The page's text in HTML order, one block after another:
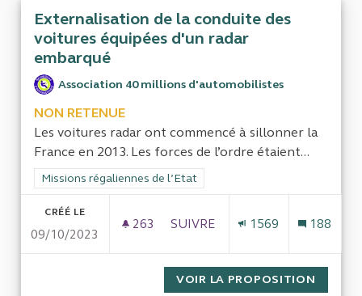
Externalisation de la conduite des
voitures équipées d'un radar
embarqué
Association 40 millions d'automobilistes
NON RETENUE
Les voitures radar ont commencé à sillonner la
France en 2013. Les forces de l’ordre étaient...
Filtrer les résultats de la catégorie : Missions régaliennes de
Missions régaliennes de l’Etat
CRÉÉ LE
09/10/2023
263 263 ABONNÉS
SUIVRE
1569 188
VOIR LA PROPOSITION